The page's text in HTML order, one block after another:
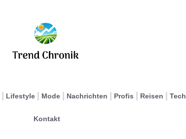
Lifestyle Mode Nachrichten Profis Reisen Tech
Kontakt